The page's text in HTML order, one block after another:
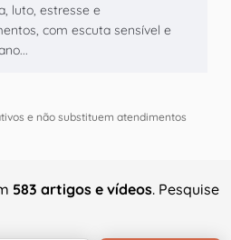
luto, estresse e
com escuta sensível e
e não substituem atendimentos
583 artigos e vídeos. Pesquise